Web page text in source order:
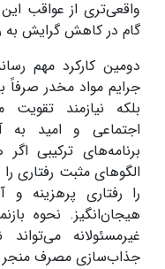
واقعی‌تری از عواقب
گام در کاهش گرایش به
دومین کارکرد مهم
جرایم مواد مخدر
بلکه نیازمند تقویت
اجتماعی و امید به
برنامه‌های ترکیبی
الگوهای مثبت رفتاری
را رفتاری پرهزینه
هیجان‌انگیز. نحوه
غیرمسئولانه
جذاب‌سازی مصرف